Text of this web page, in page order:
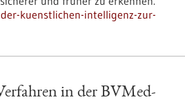
kuenstlichen-intelligenz-zur-
in der BVMed-